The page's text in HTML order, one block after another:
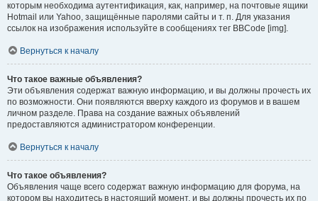
которым необходима аутентификация, как, например, на почтовые ящики
Hotmail или Yahoo, защищённые паролями сайты и т. п. Для указания
ссылок на изображения используйте в сообщениях тег BBCode [img].
Вернуться к началу
Что такое важные объявления?
Эти объявления содержат важную информацию, и вы должны прочесть их
по возможности. Они появляются вверху каждого из форумов и в вашем
личном разделе. Права на создание важных объявлений
предоставляются администратором конференции.
Вернуться к началу
Что такое объявления?
Объявления чаще всего содержат важную информацию для форума, на
котором вы находитесь в настоящий момент, и вы должны прочесть их по